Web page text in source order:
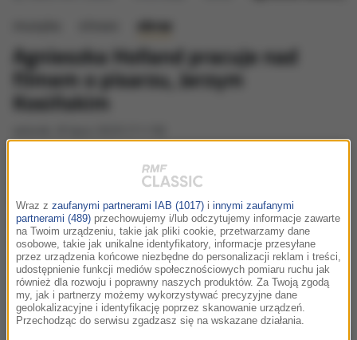
obraz
Agnieszka Holland pracuje nad
filmem o pisarzu, Jerzym
Kosińskim
Znana polska reżyserka znalazła nowy projekt. Jesienią
swoją premierę będzie miał jej „Franz” opowiadający
historię Franza Kafki, a tymczasem Agnieszka Holland
już pracuje nad filmem poświęconym Jerzemu
Kosińskiemu. Ocalałemu z Holocaustu polsko-
amerykańskiemu pisarzowi żydowskiego pochodzenia,
autorowi takich powieści jak „Malowany ptak” czy
„Wystarczy być”.
Wraz z zaufanymi partnerami IAB (1017) i innymi zaufanymi
partnerami (489) przechowujemy i/lub odczytujemy informacje zawarte
na Twoim urządzeniu, takie jak pliki cookie, przetwarzamy dane
osobowe, takie jak unikalne identyfikatory, informacje przesyłane
przez urządzenia końcowe niezbędne do personalizacji reklam i treści,
udostępnienie funkcji mediów społecznościowych pomiaru ruchu jak
również dla rozwoju i poprawny naszych produktów. Za Twoją zgodą
my, jak i partnerzy możemy wykorzystywać precyzyjne dane
geolokalizacyjne i identyfikację poprzez skanowanie urządzeń.
Przechodząc do serwisu zgadzasz się na wskazane działania.